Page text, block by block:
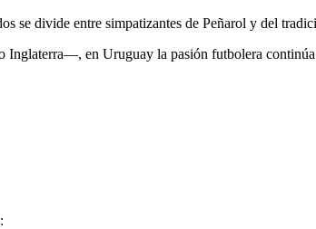
se divide entre simpatizantes de Peñarol y del
en Uruguay la pasión futbolera